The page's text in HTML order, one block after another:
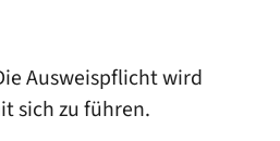
Ausweispflicht wird
sich zu führen.